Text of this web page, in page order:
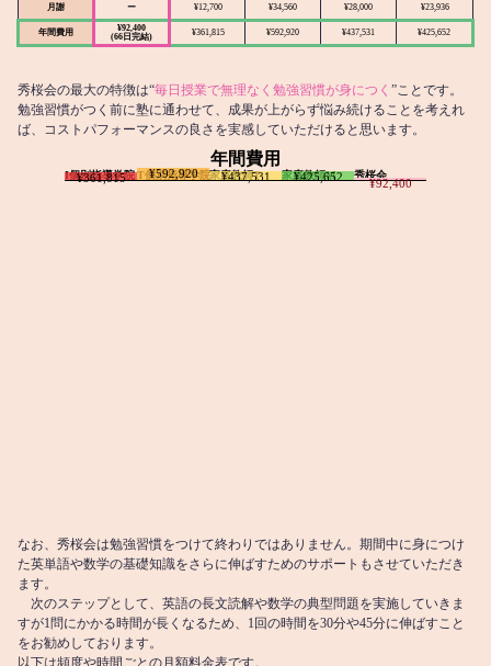
月謝 ー ¥12,700 ¥34,560 ¥28,000 ¥23,936
年間費用
¥92,400
(66日完結)
¥361,815 ¥592,920 ¥437,531 ¥425,652
秀桜会の最大の特徴は“毎日授業で無理なく勉強習慣が身につく ”ことです。
勉強習慣がつく前に塾に通わせて、成果が上がらず悩み続けることを考えれ
ば、コストパフォーマンスの良さを実感していただけると思います。
年間費用
I個別指導学院
¥361,815 T個別指導学院
¥592,920 家庭教師T
¥437,531 家庭教師M
¥425,652 秀桜会
¥92,400
なお、秀桜会は勉強習慣をつけて終わりではありません。期間中に身につけ
た英単語や数学の基礎知識をさらに伸ばすためのサポートもさせていただき
ます。
次のステップとして、英語の長文読解や数学の典型問題を実施していきま
すが1問にかかる時間が長くなるため、1回の時間を30分や45分に伸ばすこと
をお勧めしております。
以下は頻度や時間ごとの月額料金表です。